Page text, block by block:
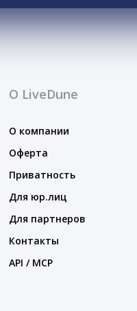
О LiveDune
О компании
Оферта
Приватность
Для юр.лиц
Для партнеров
Контакты
API / MCP